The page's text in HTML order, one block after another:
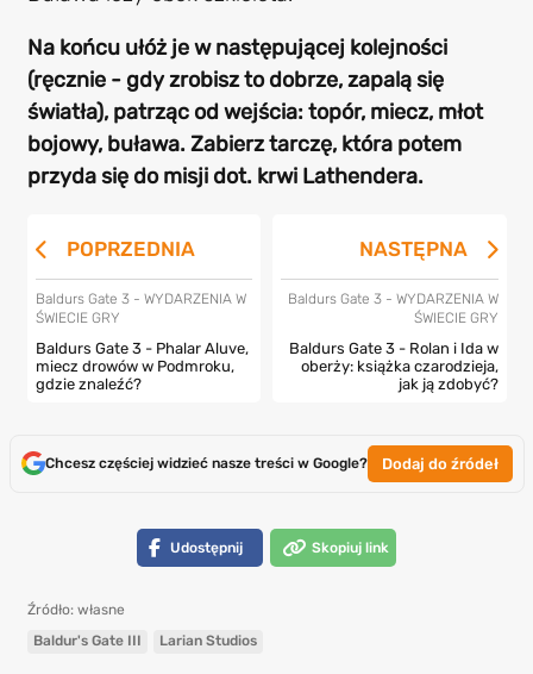
Na końcu ułóż je w następującej kolejności
(ręcznie - gdy zrobisz to dobrze, zapalą się
światła), patrząc od wejścia: topór, miecz, młot
bojowy, buława. Zabierz tarczę, która potem
przyda się do misji dot. krwi Lathendera.
POPRZEDNIA
Baldurs Gate 3 - WYDARZENIA W
ŚWIECIE GRY
Baldurs Gate 3 - Phalar Aluve,
miecz drowów w Podmroku,
gdzie znaleźć?
NASTĘPNA
Baldurs Gate 3 - WYDARZENIA W
ŚWIECIE GRY
Baldurs Gate 3 - Rolan i Ida w
oberży: książka czarodzieja,
jak ją zdobyć?
Chcesz częściej widzieć nasze treści w Google? Dodaj do źródeł
Udostępnij Skopiuj link
Źródło: własne
Baldur's Gate III
Larian Studios